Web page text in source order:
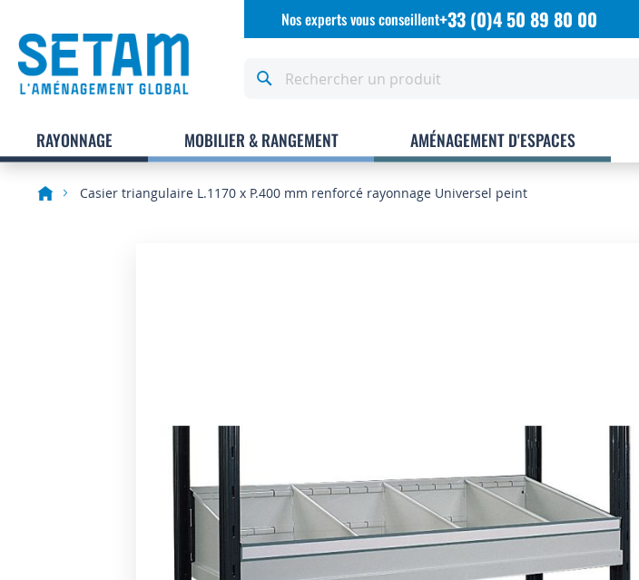
AllezNos experts vous conseillent+33 (0)4 50 89 80 00
RAYONNAGE MOBILIER & RANGEMENT AMÉNAGEMENT D'ESPACES
Casier triangulaire L.1170 x P.400 mm renforcé rayonnage Universel peint
SKU